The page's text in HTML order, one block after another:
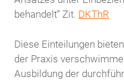
behandelt“ Zit. DKThR
Diese Einteilungen
der Praxis
Ausbildung der